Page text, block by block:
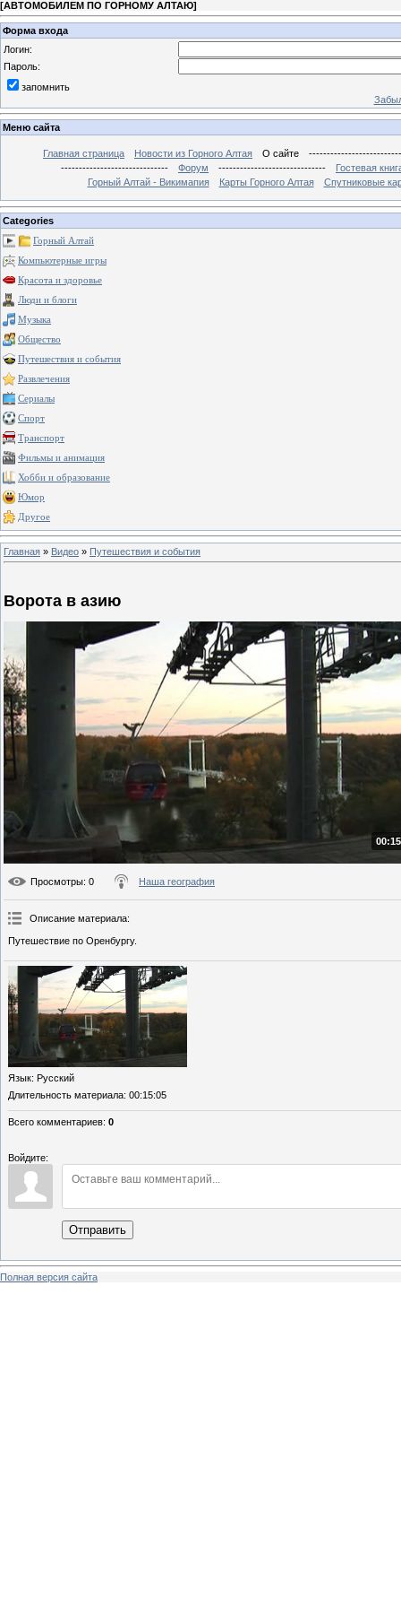
[АВТОМОБИЛЕМ ПО ГОРНОМУ АЛТАЮ]
Форма входа
Логин:
Пароль:
запомнить
Меню сайта
Главная страница Новости из Горного Алтая О сайте
------------------------------
Форум ------------------------------
Гостевая
Горный Алтай - Викимапия
Карты Горного Алтая Спутниковые
Categories
Горный Алтай
Компьютерные игры
Красота и здоровье
Люди и блоги
Музыка
Общество
Путешествия и события
Развлечения
Сериалы
Спорт
Транспорт
Фильмы и анимация
Хобби и образование
Юмор
Другое
Главная » Видео » Путешествия и события
Ворота в азию
Просмотры: 0 Наша география
Описание материала:
Путешествие по Оренбургу.
Язык: Русский
Длительность материала: 00:15:05
Всего комментариев: 0
Войдите:
Отправить
Полная версия сайта